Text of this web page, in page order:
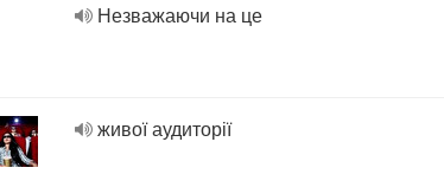
Незважаючи на це
живої аудиторії